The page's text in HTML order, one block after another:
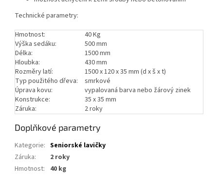
Technické parametry:
Hmotnost:
40 Kg
Výška sedáku:
500 mm
Délka:
1500 mm
Hloubka:
430 mm
Rozměry latí:
1500 x 120 x 35 mm (d x š x t)
Typ použitého dřeva:
smrkové
Úprava kovu:
vypalovaná barva nebo žárový zinek
Konstrukce:
35 x 35 mm
Záruka:
2 roky
Doplňkové parametry
Kategorie: Seniorské lavičky
Záruka:
2 roky
Hmotnost: 40 kg